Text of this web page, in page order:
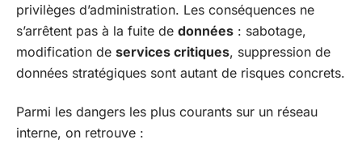
privilèges d’administration. Les conséquences ne
s’arrêtent pas à la fuite de données : sabotage,
modification de services critiques, suppression de
données stratégiques sont autant de risques concrets.
Parmi les dangers les plus courants sur un réseau
interne, on retrouve :